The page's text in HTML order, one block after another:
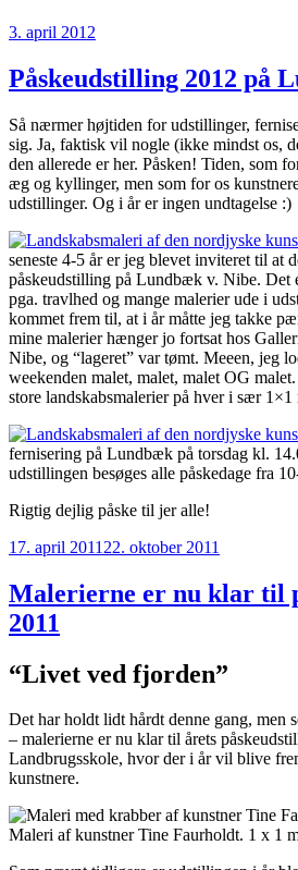
Udgivet
3. april 2012
Påskeudstilling 2012 på
Så nærmer højtiden for udstillinger,
sig. Ja, faktisk vil nogle (ikke mindst os,
den allerede er her. Påsken! Tiden, som
æg og kyllinger, men som for os
udstillinger. Og i år er ingen undtagelse :)
seneste 4-5 år er jeg blevet inviteret til at
påskeudstilling på Lundbæk v. Nibe. Det
pga. travlhed og mange malerier ude i
kommet frem til, at i år måtte jeg takke
mine malerier hænger jo fortsat hos
Nibe, og “lageret” var tømt. Meeen, jeg
weekenden malet, malet, malet OG
store landskabsmalerier på hver i sær 1×1
fernisering på Lundbæk på torsdag kl.
udstillingen besøges alle påskedage fra
Rigtig dejlig påske til jer alle!
Udgivet
17. april 2011 22. oktober 2011
Malerierne er nu klar til
2011
“Livet ved fjorden”
Det har holdt lidt hårdt denne gang, men
– malerierne er nu klar til årets
Landbrugsskole, hvor der i år vil blive
kunstnere.
Maleri af kunstner Tine Faurholdt. 1 x 1